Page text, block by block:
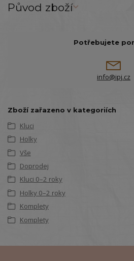
Původ zboží
Potřebujete
info@ipj.cz
Zboží zařazeno v kategoriích
Kluci
Holky
Vše
Doprodej
Kluci 0–2 roky
Holky 0–2 roky
Komplety
Komplety